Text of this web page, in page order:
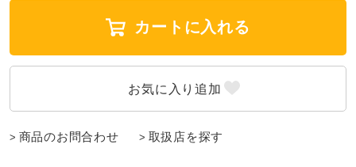
カートに入れる
商品のお問合わせ 取扱店を探す